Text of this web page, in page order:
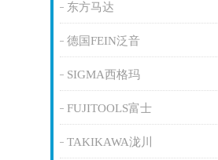
东方马达
德国FEIN泛音
SIGMA西格玛
FUJITOOLS富士
TAKIKAWA泷川